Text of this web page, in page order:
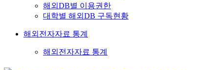
해외DB별 이용권한
대학별 해외DB 구독현황
해외전자자료 통계
해외전자자료 통계